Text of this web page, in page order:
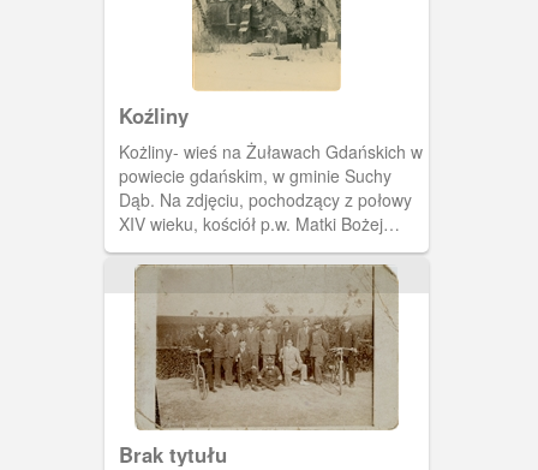
Koźliny
Kożliny- wieś na Żuławach Gdańskich w
powiecie gdańskim, w gminie Suchy
Dąb. Na zdjęciu, pochodzący z połowy
XIV wieku, kościół p.w. Matki Bożej
Różańcowej.
Brak tytułu